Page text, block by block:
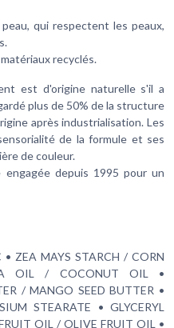
qui respectent les peaux,
recyclés.
est d'origine naturelle s'il a
plus de 50% de la structure
après industrialisation. Les
de la formule et ses
de couleur.
engagée depuis 1995 pour un
ZEA MAYS STARCH / CORN
OIL / COCONUT OIL •
/ MANGO SEED BUTTER •
STEARATE • GLYCERYL
OIL / OLIVE FRUIT OIL •